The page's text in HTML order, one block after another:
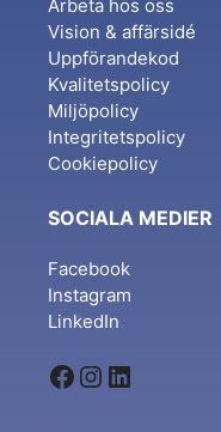
Arbeta hos oss
Vision & affärsidé
Uppförandekod
Kvalitetspolicy
Miljöpolicy
Integritetspolicy
Cookiepolicy
SOCIALA MEDIER
Facebook
Instagram
LinkedIn
Facebook
Instagram
LinkedIn